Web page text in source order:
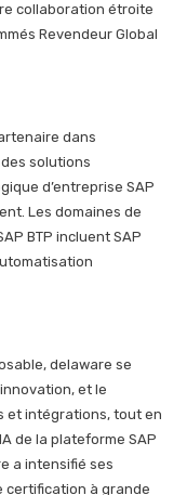
collaboration étroite
Revendeur Global
dans
solutions
d’entreprise SAP
Les domaines de
BTP incluent SAP
delaware se
et le
et intégrations, tout en
de la plateforme SAP
a intensifié ses
certification à grande